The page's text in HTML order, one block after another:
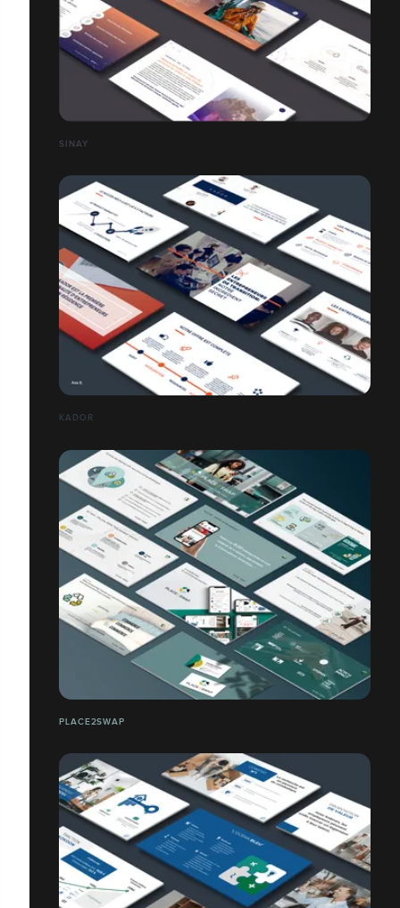
SINAY
KADOR
PLACE2SWAP